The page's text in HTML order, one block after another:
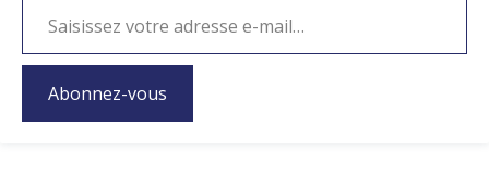
Abonnez-vous